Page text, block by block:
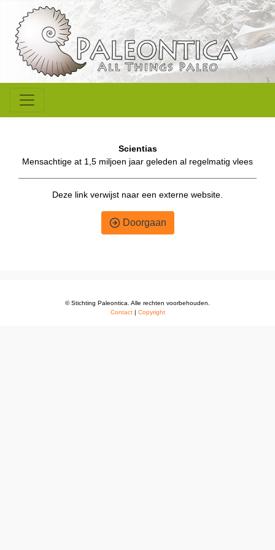
Scientias
Mensachtige at 1,5 miljoen jaar geleden al regelmatig vlees
Deze link verwijst naar een externe website.
Doorgaan
© Stichting Paleontica. Alle rechten voorbehouden.
Contact| Copyright